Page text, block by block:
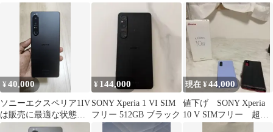
¥40,000
ソニーエクスペリア1IV
は販売に最適な状態で
す。
¥ 144,000
SONY Xperia 1 VI SIM
フリー 512GB ブラック
現在 ¥44,000
値下げ SONY Xperia
10 V SIMフリー 超美